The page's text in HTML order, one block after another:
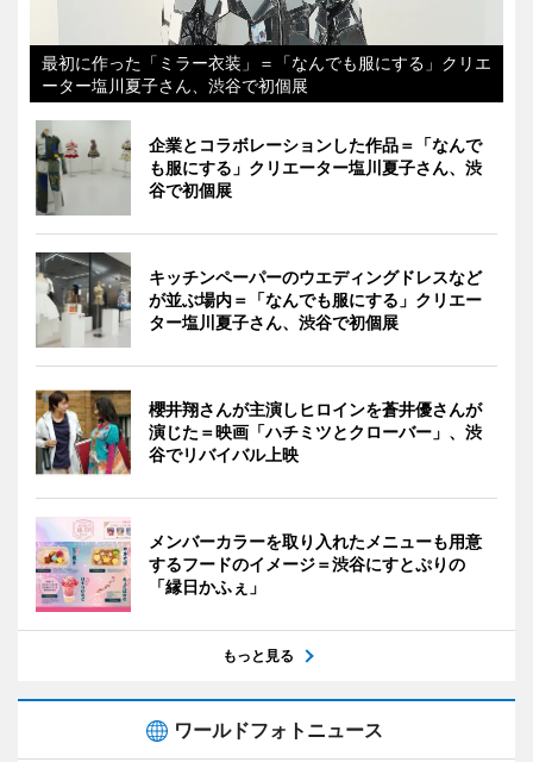
最初に作った「ミラー衣装」＝「なんでも服にする」クリエ
ーター塩川夏子さん、渋谷で初個展
企業とコラボレーションした作品＝「なんで
も服にする」クリエーター塩川夏子さん、渋
谷で初個展
キッチンペーパーのウエディングドレスなど
が並ぶ場内＝「なんでも服にする」クリエー
ター塩川夏子さん、渋谷で初個展
櫻井翔さんが主演しヒロインを蒼井優さんが
演じた＝映画「ハチミツとクローバー」、渋
谷でリバイバル上映
メンバーカラーを取り入れたメニューも用意
するフードのイメージ＝渋谷にすとぷりの
「縁日かふぇ」
もっと見る
ワールドフォトニュース